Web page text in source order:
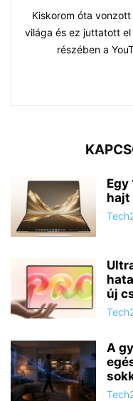
Kiskorom óta
világa és ez juttatott
részében a
Egy
hajt
új
A